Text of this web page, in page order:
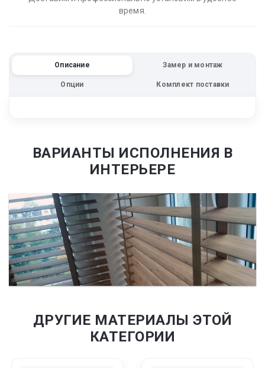
время.
Описание Замер и монтаж
Опции Комплект поставки
ВАРИАНТЫ ИСПОЛНЕНИЯ В
ИНТЕРЬЕРЕ
ДРУГИЕ МАТЕРИАЛЫ ЭТОЙ
КАТЕГОРИИ